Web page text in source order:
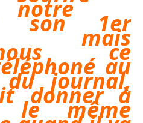
notre
son 1er
mais
nous ce
au
du journal,
donner à
le même